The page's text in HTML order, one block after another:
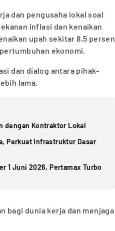
dan pengusaha lokal soal
inflasi dan kenaikan
upah sekitar 8,5 persen
ekonomi.
dan dialog antara pihak-
lama.
dengan Kontraktor Lokal
Perkuat Infrastruktur Dasar
1 Juni 2026, Pertamax Turbo
bagi dunia kerja dan menjaga